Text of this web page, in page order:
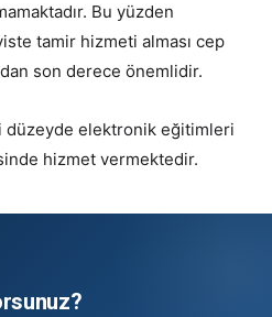
Bu yüzden
tamir hizmeti alması cep
son derece önemlidir.
düzeyde elektronik eğitimleri
hizmet vermektedir.